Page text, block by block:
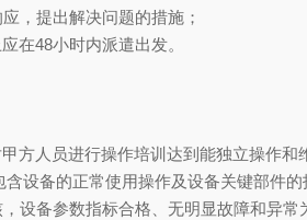
，提出解决问题的措施；
在48小时内派遣出发。
方人员进行操作培训达到能独立操作和
设备的正常使用操作及设备关键部件
设备参数指标合格、无明显故障和异常